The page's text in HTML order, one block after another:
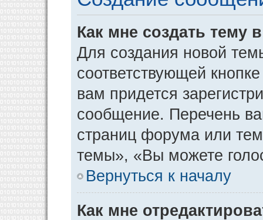
Как мне создать тему
Для создания новой
соответствующей
вам придется
сообщение. Перечень
страниц форума или
темы», «Вы можете
Вернуться к началу
Как мне